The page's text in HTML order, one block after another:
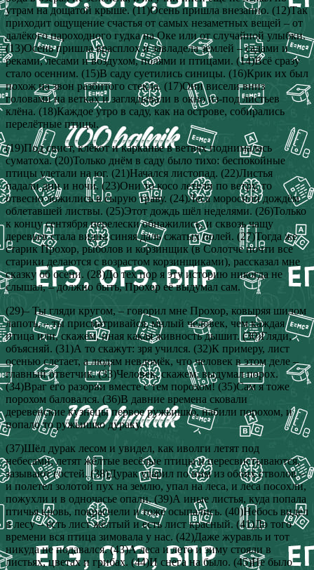
утрам на дощатой крыше. (11)Осень пришла внезапно. (12)Так
приходит ощущение счастья от самых незаметных вещей – от
далёкого пароходного гудка на Оке или от случайной улыбки.
(13)Осень пришла врасплох и завладела землей – садами и
реками, лесами и воздухом, полями и птицами. (14)Всё сразу
стало осенним. (15)В саду суетились синицы. (16)Крик их был
похож на звон разбитого стекла. (17)Они висели вниз
головами на ветках и заглядывали в окно из-под листьев
клёна. (18)Каждое утро в саду, как на острове, собирались
перелётные птицы.
(19)Под свист, клёкот и карканье в ветвях поднималась
суматоха. (20)Только днём в саду было тихо: беспокойные
птицы улетали на юг. (21)Начался листопад. (22)Листья
падали дни и ночи. (23)Они то косо летели по ветру, то
отвесно ложились в сырую траву. (24)Леса моросили дождём
облетавшей листвы. (25)Этот дождь шёл неделями. (26)Только
к концу сентября перелески обнажились, и сквозь чащу
деревьев стала видна синяя даль сжатых полей. (27)Тогда же
старик Прохор, рыболов и корзинщик (в Солотче почти все
старики делаются с возрастом корзинщиками), рассказал мне
сказку об осени. (28)До тех пор я эту историю никогда не
слышал, – должно быть, Прохор её выдумал сам.
(29)– Ты гляди кругом, – говорил мне Прохор, ковыряя шилом
лапоть, – ты присматривайся, милый человек, чем каждая
птица или, скажем, иная какая живность дышит. (30)Гляди,
объясняй. (31)А то скажут: зря учился. (32)К примеру, лист
осенью слетает, а людям невдомёк, что человек в этом деле –
главный ответчик. (33)Человек, скажем, выдумал порох.
(34)Враг его разорви вместе с тем порохом! (35)Сам я тоже
порохом баловался. (36)В давние времена сковали
деревенские кузнецы первое ружьишко, набили порохом, и
попало то ружьишко дураку.
(37)Шёл дурак лесом и увидел, как иволги летят под
небесами, летят жёлтые весёлые птицы и пересвистываются,
зазывают гостей. (38)Дурак ударил по ним из обоих стволов –
и полетел золотой пух на землю, упал на леса, и леса посохли,
пожухли и в одночасье опали. (39)А иные листья, куда попала
птичья кровь, покраснели и тоже осыпались. (40)Небось видел
в лесу – есть лист жёлтый и есть лист красный. (41)До того
времени вся птица зимовала у нас. (42)Даже журавль и тот
никуда не подавался. (43)А леса и лето и зиму стояли в
листьях, цветах и грибах. (44)И снега на было. (45)Не было